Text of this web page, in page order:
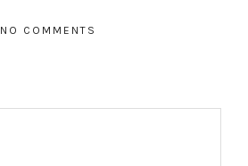
NO COMMENTS